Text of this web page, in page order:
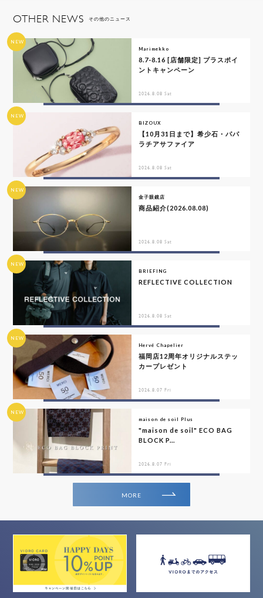
OTHER NEWS その他のニュース
NEW
Marimekko
8.7-8.16 [店舗限定] プラスポイ
ントキャンペーン
2026.8.08 Sat
NEW
BIZOUX
【10月31日まで】希少石・パパ
ラチアサファイア
2026.8.08 Sat
NEW
金子眼鏡店
商品紹介(2026.08.08)
2026.8.08 Sat
NEW
BRIEFING
REFLECTIVE COLLECTION
2026.8.08 Sat
NEW
Hervé Chapelier
福岡店12周年オリジナルステッ
カープレゼント
2026.8.07 Fri
NEW
maison de soil Plus
"maison de soil" ECO BAG
BLOCK P...
2026.8.07 Fri
MORE